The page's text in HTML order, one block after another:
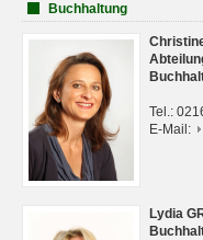
Buchhaltung
Tel.:
E-Mail:
Lydia